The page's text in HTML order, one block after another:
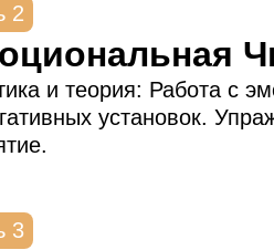
3
2
и теория: Работа с
установок.